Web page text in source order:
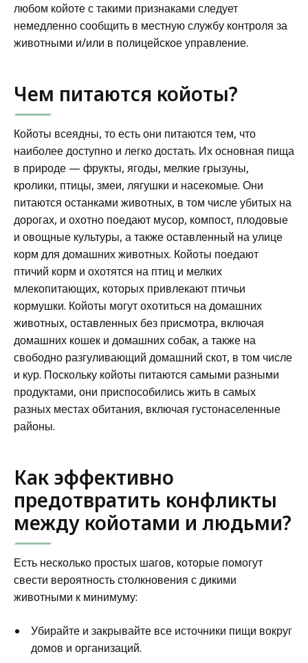
любом койоте с такими признаками следует
немедленно сообщить в местную службу контроля за
животными и/или в полицейское управление.
Чем питаются койоты?
Койоты всеядны, то есть они питаются тем, что
наиболее доступно и легко достать. Их основная пища
в природе — фрукты, ягоды, мелкие грызуны,
кролики, птицы, змеи, лягушки и насекомые. Они
питаются останками животных, в том числе убитых на
дорогах, и охотно поедают мусор, компост, плодовые
и овощные культуры, а также оставленный на улице
корм для домашних животных. Койоты поедают
птичий корм и охотятся на птиц и мелких
млекопитающих, которых привлекают птичьи
кормушки. Койоты могут охотиться на домашних
животных, оставленных без присмотра, включая
домашних кошек и домашних собак, а также на
свободно разгуливающий домашний скот, в том числе
и кур. Поскольку койоты питаются самыми разными
продуктами, они приспособились жить в самых
разных местах обитания, включая густонаселенные
районы.
Как эффективно
предотвратить конфликты
между койотами и людьми?
Есть несколько простых шагов, которые помогут
свести вероятность столкновения с дикими
животными к минимуму:
Убирайте и закрывайте все источники пищи вокруг
домов и организаций.